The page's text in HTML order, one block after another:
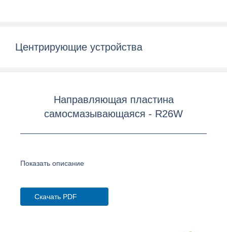
Центрирующие устройства
Направляющая пластина
самосмазывающаяся - R26W
Показать описание
Скачать PDF